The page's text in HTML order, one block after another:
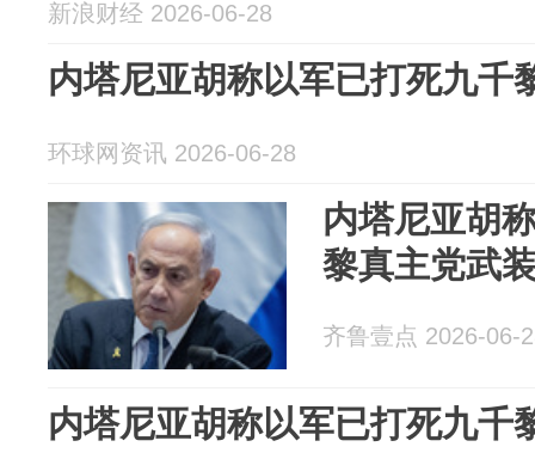
新浪财经 2026-06-28
内塔尼亚胡称以军已打死九千
环球网资讯 2026-06-28
内塔尼亚胡
黎真主党武
齐鲁壹点 2026-06-
内塔尼亚胡称以军已打死九千